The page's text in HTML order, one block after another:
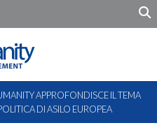
APPROFONDISCE IL TEMA
DI ASILO EUROPEA